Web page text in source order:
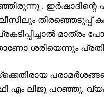
.
തിരഞ്ഞെടുപ്പ്
മാത്രം
ശരിയെന്നും
എം ലിജു പറഞ്ഞു.